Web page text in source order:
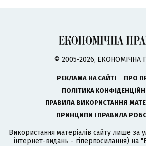
© 2005-2026, ЕКОНОМІЧНА
РЕКЛАМА НА САЙТІ
ПРО
ПОЛІТИКА
ПРАВИЛА ВИКОРИСТАННЯ
ПРИНЦИПИ І ПРАВИЛА
Використання матеріалів сайту лише за
інтернет-видань - гіперпосилання) на